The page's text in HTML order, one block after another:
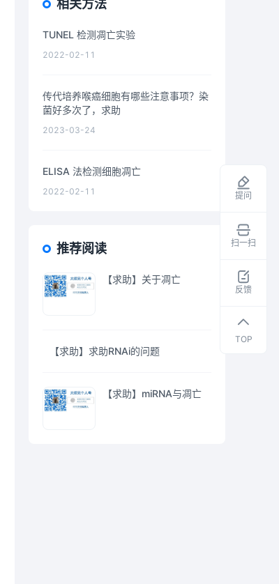
相关方法
TUNEL 检测凋亡实验
2022-02-11
传代培养喉癌细胞有哪些注意事项？染
菌好多次了，求助
2023-03-24
ELISA 法检测细胞凋亡
2022-02-11
推荐阅读
【求助】关于凋亡
【求助】求助RNAi的问题
【求助】miRNA与凋亡
提问
扫一扫
取
干
资
料
反馈
TOP